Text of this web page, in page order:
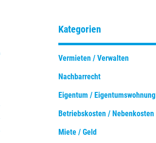
Kategorien
Vermieten / Verwalten
Nachbarrecht
Eigentum / Eigentumswohnung
Betriebskosten / Nebenkosten
Miete / Geld